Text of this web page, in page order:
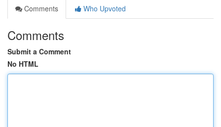
Comments
Who Upvoted
Comments
Submit a Comment
No HTML